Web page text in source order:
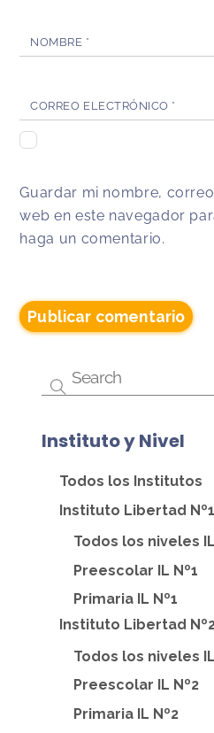
NOMBRE *
CORREO ELECTRÓNICO *
Guardar mi nombre,
web en este navegador
haga un comentario.
Instituto y Nivel
Todos los Institutos
Instituto Libertad Nº1
Todos los niveles IL
Preescolar IL Nº1
Primaria IL Nº1
Instituto Libertad
Todos los niveles
Preescolar IL Nº2
Primaria IL Nº2